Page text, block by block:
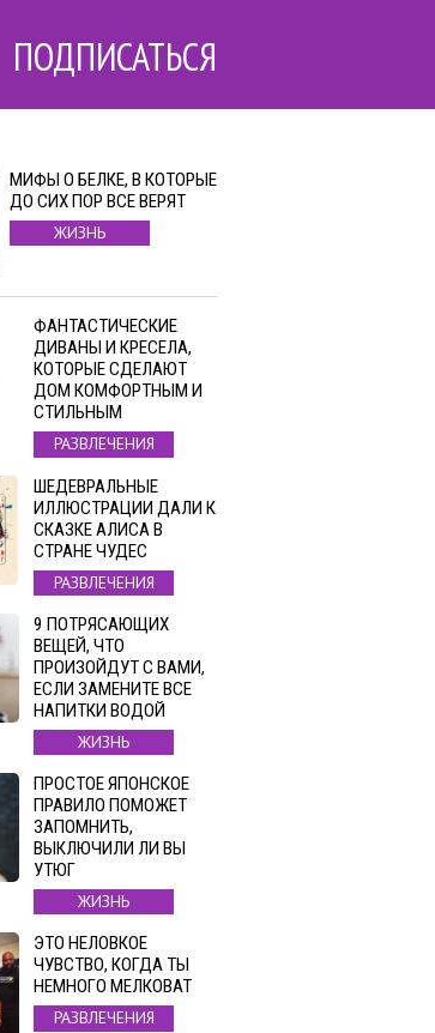
ПОДПИСАТЬСЯ
МИФЫ О БЕЛКЕ, В КОТОРЫЕ
ДО СИХ ПОР ВСЕ ВЕРЯТ
ЖИЗНЬ
ФАНТАСТИЧЕСКИЕ
ДИВАНЫ И КРЕСЕЛА,
КОТОРЫЕ СДЕЛАЮТ
ДОМ КОМФОРТНЫМ И
СТИЛЬНЫМ
РАЗВЛЕЧЕНИЯ
ШЕДЕВРАЛЬНЫЕ
ИЛЛЮСТРАЦИИ ДАЛИ К
СКАЗКЕ АЛИСА В
СТРАНЕ ЧУДЕС
РАЗВЛЕЧЕНИЯ
9 ПОТРЯСАЮЩИХ
ВЕЩЕЙ, ЧТО
ПРОИЗОЙДУТ С ВАМИ,
ЕСЛИ ЗАМЕНИТЕ ВСЕ
НАПИТКИ ВОДОЙ
ЖИЗНЬ
ПРОСТОЕ ЯПОНСКОЕ
ПРАВИЛО ПОМОЖЕТ
ЗАПОМНИТЬ,
ВЫКЛЮЧИЛИ ЛИ ВЫ
УТЮГ
ЖИЗНЬ
ЭТО НЕЛОВКОЕ
ЧУВСТВО, КОГДА ТЫ
НЕМНОГО МЕЛКОВАТ
РАЗВЛЕЧЕНИЯ